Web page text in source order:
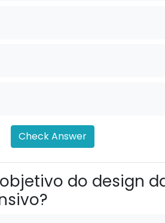
Check Answer
do design